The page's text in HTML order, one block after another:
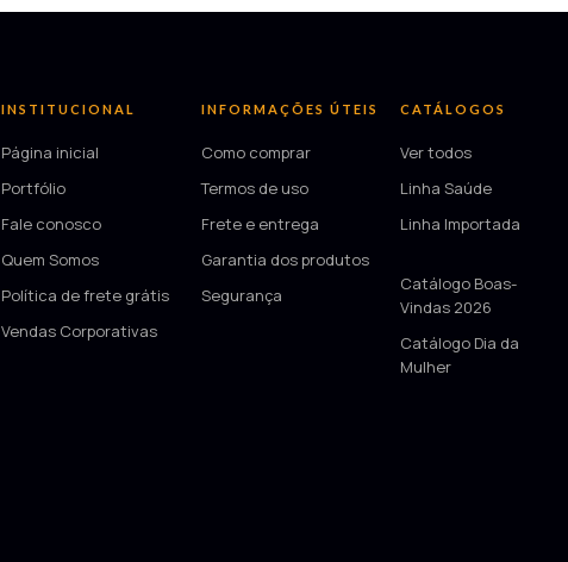
INSTITUCIONAL
Página inicial
Portfólio
Fale conosco
Quem Somos
Política de frete grátis
Vendas Corporativas
INFORMAÇÕES ÚTEIS
Como comprar
Termos de uso
Frete e entrega
Garantia dos produtos
Segurança
CATÁLOGOS
Ver todos
Linha Saúde
Linha Importada
Catálogo Boas-
Vindas 2026
Catálogo Dia da
Mulher